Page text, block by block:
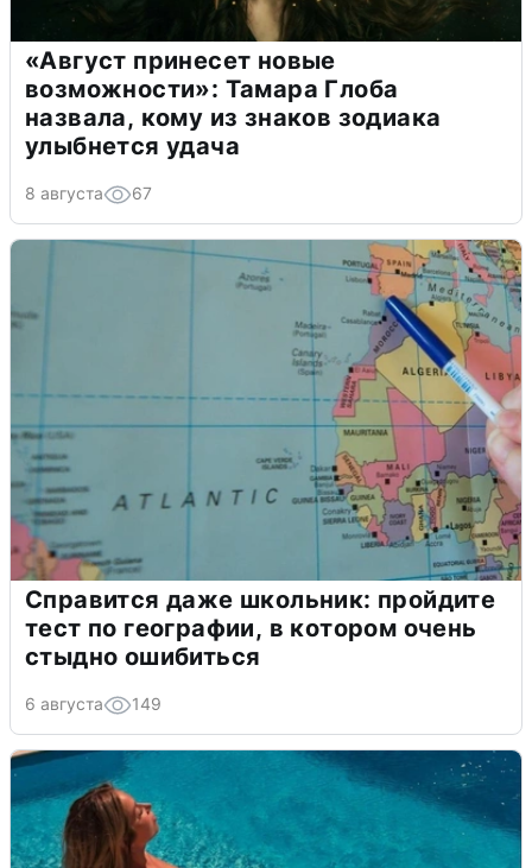
«Август принесет новые
возможности»: Тамара Глоба
назвала, кому из знаков зодиака
улыбнется удача
8 августа 67
Справится даже школьник: пройдите
тест по географии, в котором очень
стыдно ошибиться
6 августа 149